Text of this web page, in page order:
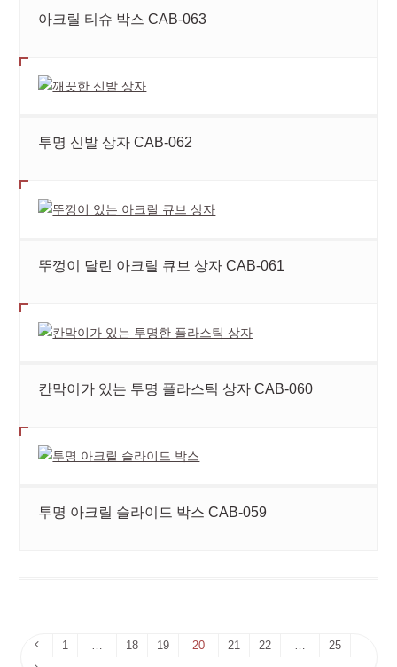
아크릴 티슈 박스 CAB-063
투명 신발 상자 CAB-062
뚜껑이 달린 아크릴 큐브 상자 CAB-061
칸막이가 있는 투명 플라스틱 상자 CAB-060
투명 아크릴 슬라이드 박스 CAB-059
이
1 … 18 19 20 21 22 …
25